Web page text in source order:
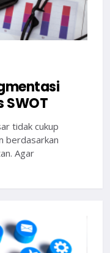
SWOT
tidak cukup
berdasarkan
Agar